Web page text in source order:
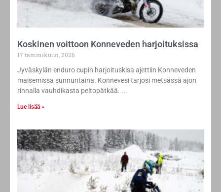
Koskinen voittoon Konneveden harjoituksissa
17 tammikuun, 2026
Jyväskylän enduro cupin harjoituskisa ajettiin Konneveden
maisemissa sunnuntaina. Konnevesi tarjosi metsässä ajon
rinnalla vauhdikasta peltopätkää.
Lue lisää »